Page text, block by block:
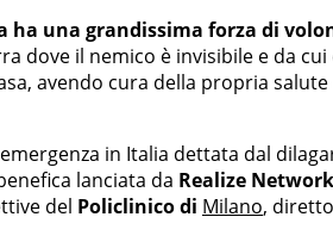
ha una grandissima forza di
dove il nemico è invisibile e da cui
avendo cura della propria salute
in Italia dettata dal
lanciata da Realize
del Policlinico di Milano,